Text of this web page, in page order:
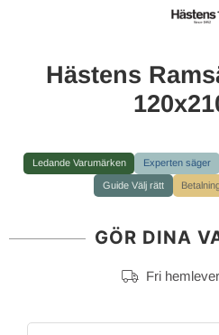
Hästens
Ledande Varumärken Experten säger
Guide Välj rätt
GÖR DINA
Fri